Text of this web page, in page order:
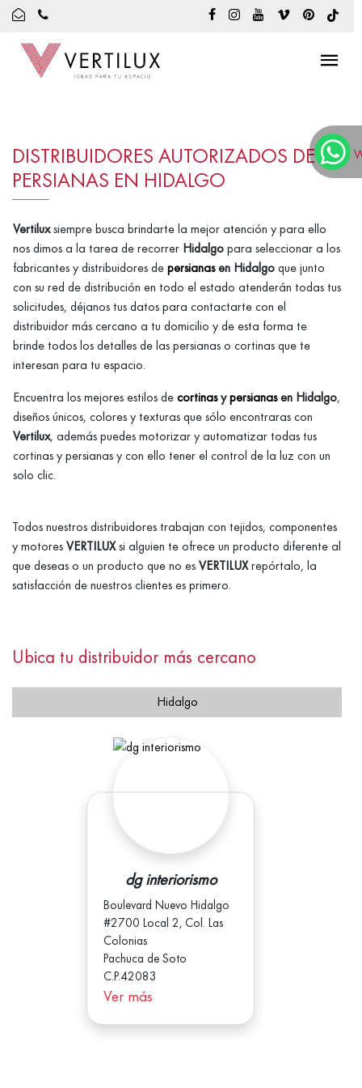
DISTRIBUIDORES AUTORIZADOS DE
PERSIANAS EN HIDALGO
Vertiluxsiempre busca brindarte la mejor atención y para ello
nos dimos a la tarea de recorrer Hidalgo para seleccionar a los
fabricantes y distribuidores de persianasen Hidalgo que junto
con su red de distribución en todo el estado atenderán todas tus
solicitudes, déjanos tus datos para contactarte con el
distribuidor más cercano a tu domicilio y de esta forma te
brinde todos los detalles de las persianas o cortinas que te
interesan para tu espacio.
Encuentra los mejores estilos de cortinasypersianasen Hidalgo,
diseños únicos, colores y texturas que sólo encontraras con
Vertilux, además puedes motorizar y automatizar todas tus
cortinas y persianas y con ello tener el control de la luz con un
solo clic.
Todos nuestros distribuidores trabajan con tejidos, componentes
y motores VERTILUXsi alguien te ofrece un producto diferente al
que deseas o un producto que no es VERTILUXrepórtalo, la
satisfacción de nuestros clientes es primero.
Ubica tu distribuidor más cercano
Hidalgo
dg interiorismo
Boulevard Nuevo Hidalgo
#2700 Local 2, Col. Las
Colonias
Pachuca de Soto
C.P.42083
Ver más